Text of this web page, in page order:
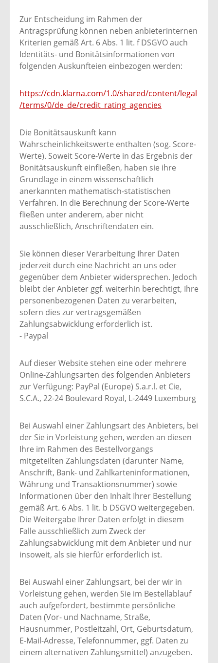
Zur Entscheidung im Rahmen der
Antragsprüfung können neben anbieterinternen
Kriterien gemäß Art. 6 Abs. 1 lit. f DSGVO auch
Identitäts- und Bonitätsinformationen von
folgenden Auskunfteien einbezogen werden:
https://cdn.klarna.com/1.0/shared/content/legal
/terms/0/de_de/credit_rating_agencies
Die Bonitätsauskunft kann
Wahrscheinlichkeitswerte enthalten (sog. Score-
Werte). Soweit Score-Werte in das Ergebnis der
Bonitätsauskunft einfließen, haben sie ihre
Grundlage in einem wissenschaftlich
anerkannten mathematisch-statistischen
Verfahren. In die Berechnung der Score-Werte
fließen unter anderem, aber nicht
ausschließlich, Anschriftendaten ein.
Sie können dieser Verarbeitung Ihrer Daten
jederzeit durch eine Nachricht an uns oder
gegenüber dem Anbieter widersprechen. Jedoch
bleibt der Anbieter ggf. weiterhin berechtigt, Ihre
personenbezogenen Daten zu verarbeiten,
sofern dies zur vertragsgemäßen
Zahlungsabwicklung erforderlich ist.
- Paypal
Auf dieser Website stehen eine oder mehrere
Online-Zahlungsarten des folgenden Anbieters
zur Verfügung: PayPal (Europe) S.a.r.l. et Cie,
S.C.A., 22-24 Boulevard Royal, L-2449 Luxemburg
Bei Auswahl einer Zahlungsart des Anbieters, bei
der Sie in Vorleistung gehen, werden an diesen
Ihre im Rahmen des Bestellvorgangs
mitgeteilten Zahlungsdaten (darunter Name,
Anschrift, Bank- und Zahlkarteninformationen,
Währung und Transaktionsnummer) sowie
Informationen über den Inhalt Ihrer Bestellung
gemäß Art. 6 Abs. 1 lit. b DSGVO weitergegeben.
Die Weitergabe Ihrer Daten erfolgt in diesem
Falle ausschließlich zum Zweck der
Zahlungsabwicklung mit dem Anbieter und nur
insoweit, als sie hierfür erforderlich ist.
Bei Auswahl einer Zahlungsart, bei der wir in
Vorleistung gehen, werden Sie im Bestellablauf
auch aufgefordert, bestimmte persönliche
Daten (Vor- und Nachname, Straße,
Hausnummer, Postleitzahl, Ort, Geburtsdatum,
E-Mail-Adresse, Telefonnummer, ggf. Daten zu
einem alternativen Zahlungsmittel) anzugeben.